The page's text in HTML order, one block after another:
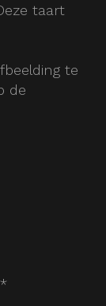
taart
te
de